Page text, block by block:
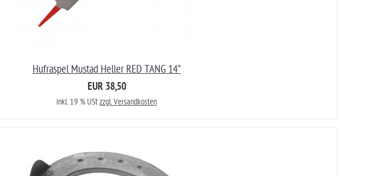
Hufraspel Mustad Heller RED TANG 14"
EUR 38,50
inkl. 19 % UStzzgl. Versandkosten